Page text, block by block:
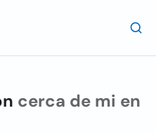
cerca de mi en